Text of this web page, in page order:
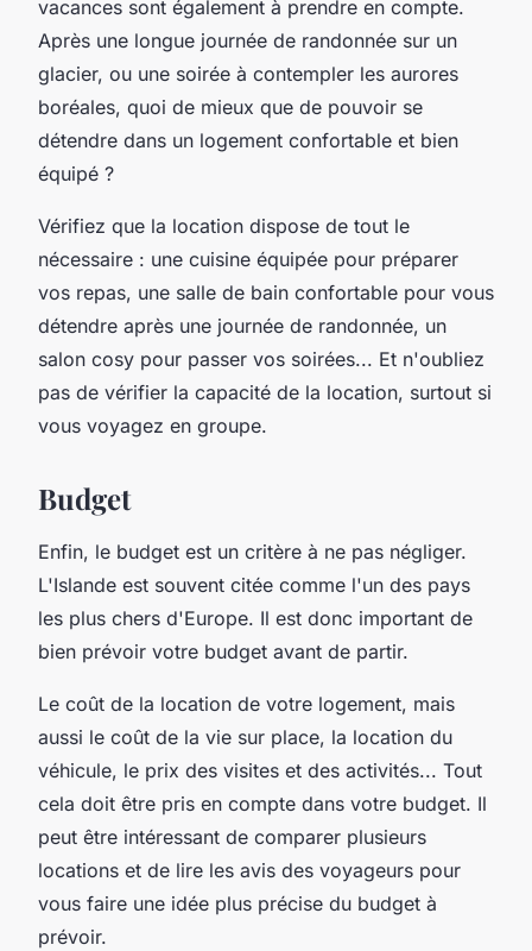
vacances sont également à prendre en compte.
Après une longue journée de randonnée sur un
glacier, ou une soirée à contempler les aurores
boréales, quoi de mieux que de pouvoir se
détendre dans un logement confortable et bien
équipé ?
Vérifiez que la location dispose de tout le
nécessaire : une cuisine équipée pour préparer
vos repas, une salle de bain confortable pour vous
détendre après une journée de randonnée, un
salon cosy pour passer vos soirées... Et n'oubliez
pas de vérifier la capacité de la location, surtout si
vous voyagez en groupe.
Budget
Enfin, le budget est un critère à ne pas négliger.
L'Islande est souvent citée comme l'un des pays
les plus chers d'Europe. Il est donc important de
bien prévoir votre budget avant de partir.
Le coût de la location de votre logement, mais
aussi le coût de la vie sur place, la location du
véhicule, le prix des visites et des activités... Tout
cela doit être pris en compte dans votre budget. Il
peut être intéressant de comparer plusieurs
locations et de lire les avis des voyageurs pour
vous faire une idée plus précise du budget à
prévoir.